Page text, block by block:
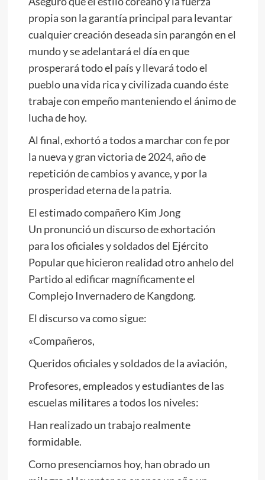
propia son la garantía principal para levantar
cualquier creación deseada sin parangón en el
mundo y se adelantará el día en que
prosperará todo el país y llevará todo el
pueblo una vida rica y civilizada cuando éste
trabaje con empeño manteniendo el ánimo de
lucha de hoy.
Al final, exhortó a todos a marchar con fe por
la nueva y gran victoria de 2024, año de
repetición de cambios y avance, y por la
prosperidad eterna de la patria.
El estimado compañeroKim Jong
Un pronunció un discurso de exhortación
para los oficiales y soldados del Ejército
Popular que hicieron realidad otro anhelo del
Partido al edificar magníficamente el
Complejo Invernadero de Kangdong.
El discurso va como sigue:
«Compañeros,
Queridos oficiales y soldados de la aviación,
Profesores, empleados y estudiantes de las
escuelas militares a todos los niveles:
Han realizado un trabajo realmente
formidable.
Como presenciamos hoy, han obrado un